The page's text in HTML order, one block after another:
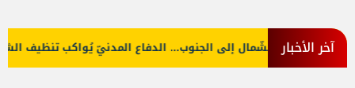
آخر الأخبار
بالصّور: من الشّمال إلى الجنوب... الدفاع المدنيّ يُواكب تنظيف